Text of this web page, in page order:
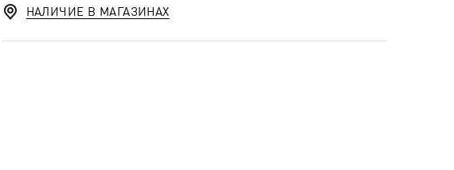
НАЛИЧИЕ В МАГАЗИНАХ